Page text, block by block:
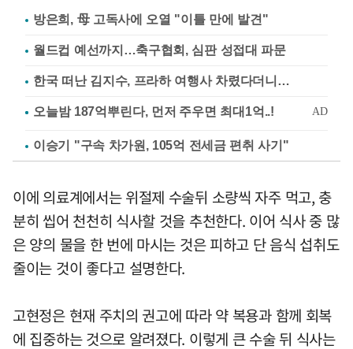
방은희, 母 고독사에 오열 "이틀 만에 발견"
월드컵 예선까지…축구협회, 심판 성접대 파문
한국 떠난 김지수, 프라하 여행사 차렸다더니…
이승기 "구속 차가원, 105억 전세금 편취 사기"
이에 의료계에서는 위절제 수술뒤 소량씩 자주 먹고, 충
분히 씹어 천천히 식사할 것을 추천한다. 이어 식사 중 많
은 양의 물을 한 번에 마시는 것은 피하고 단 음식 섭취도
줄이는 것이 좋다고 설명한다.
고현정은 현재 주치의 권고에 따라 약 복용과 함께 회복
에 집중하는 것으로 알려졌다. 이렇게 큰 수술 뒤 식사는